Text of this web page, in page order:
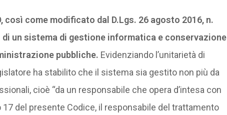
così come modificato dal D.Lgs. 26 agosto 2016, n.
un sistema di gestione informatica e conservazione
pubbliche. Evidenziando l’unitarietà di
ha stabilito che il sistema sia gestito non più da
cioè “da un responsabile che opera d’intesa con
17 del presente Codice, il responsabile del trattamento